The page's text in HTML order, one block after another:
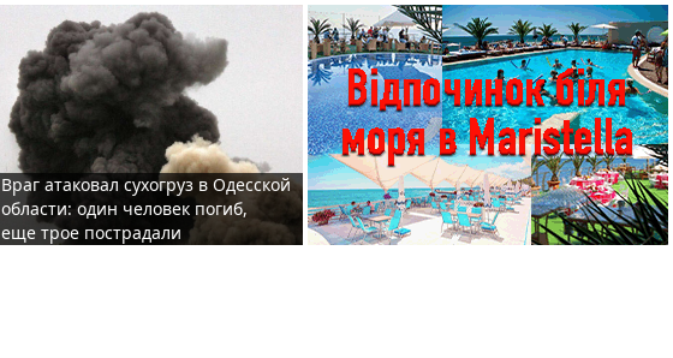
Враг атаковал сухогруз в Одесской
области: один человек погиб,
еще трое пострадали